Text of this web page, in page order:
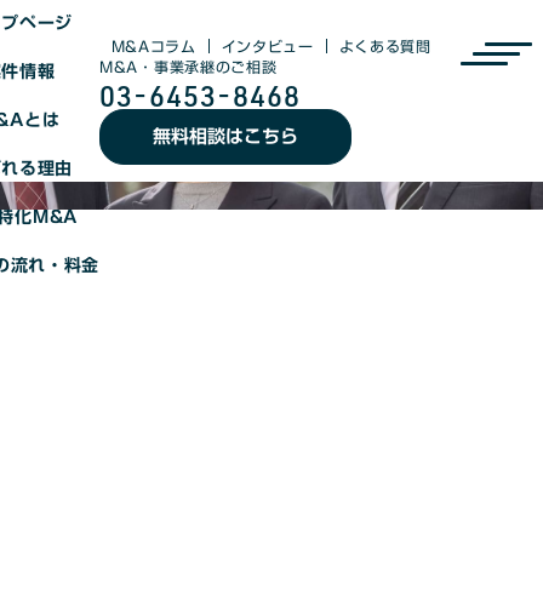
M&Aコラム インタビュー
よくある質問
M&A・事業承継のご相談
03-6453-8468
無料相談はこちら
ページ
情報
とは
る理由
化M&A
流れ・料金